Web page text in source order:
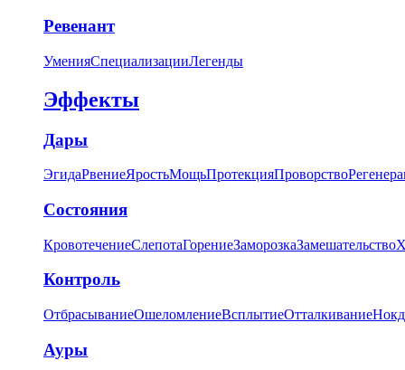
Ревенант
УменияСпециализацииЛегенды
Эффекты
Дары
ЭгидаРвениеЯростьМощьПротекцияПроворство
Состояния
КровотечениеСлепотаГорениеЗаморозкаЗамешательство
Контроль
ОтбрасываниеОшеломлениеВсплытиеОтталкивание
Ауры